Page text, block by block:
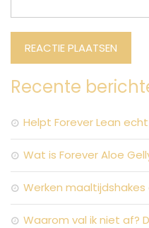
Recente
Helpt Forever Lean
Wat is Forever Aloe
Werken
Waarom val ik niet af?